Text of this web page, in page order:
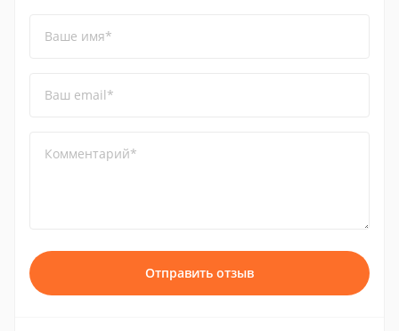
Ваше имя*
Ваш email*
Комментарий*
Отправить отзыв